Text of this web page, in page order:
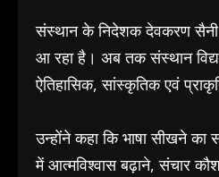
संस्थान के निदेशक देवकरण सैनी ने
आ रहा है। अब तक संस्थान
ऐतिहासिक, सांस्कृतिक एवं
उन्होंने कहा कि भाषा सीखने का
में आत्मविश्वास बढ़ाने, संचार